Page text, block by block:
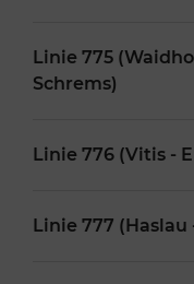
Linie 775
Schrems)
Linie 776 (Vitis -
Linie 777